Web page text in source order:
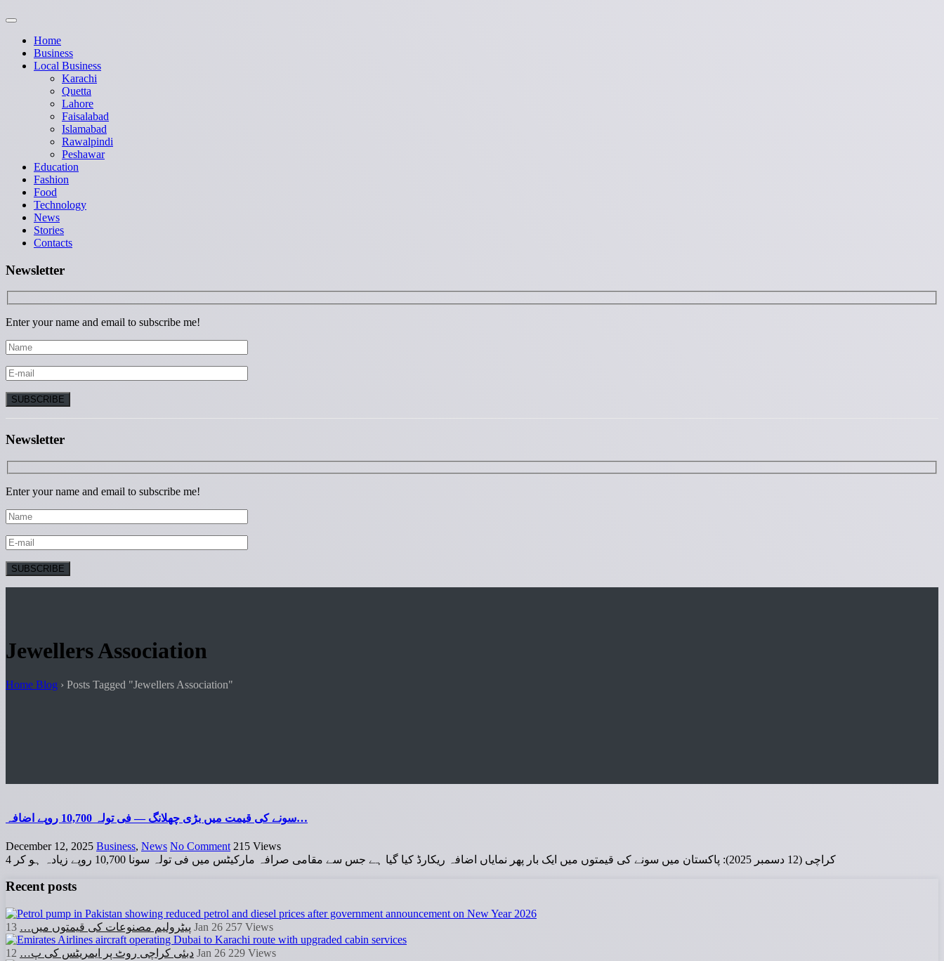
Home
Business
Local Business
Karachi
Quetta
Lahore
Faisalabad
Islamabad
Rawalpindi
Peshawar
Education
Fashion
Food
Technology
News
Stories
Contacts
Newsletter
Enter your name and email to subscribe me!
Newsletter
Enter your name and email to subscribe me!
Jewellers Association
Home Blog › Posts Tagged "Jewellers Association"
سونے کی قیمت میں بڑی چھلانگ — فی تولہ 10,700 روپے اضافہ…
December 12, 2025 Business, News No Comment 215 Views
کراچی (12 دسمبر 2025): پاکستان میں سونے کی قیمتوں میں ایک بار پھر نمایاں اضافہ ریکارڈ کیا گیا ہے جس سے مقامی صرافہ مارکیٹس میں فی تولہ سونا 10,700 روپے زیادہ ہو کر 4
Recent posts
پیٹرولیم مصنوعات کی قیمتوں میں… 13 Jan 26 257 Views
دبئی کراچی روٹ پر ایمریٹس کی پ… 12 Jan 26 229 Views